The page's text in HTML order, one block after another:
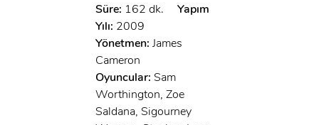
Süre: 162 dk.
Yapım
Yılı: 2009
Yönetmen: James
Cameron
Oyuncular: Sam
Worthington, Zoe
Saldana, Sigourney